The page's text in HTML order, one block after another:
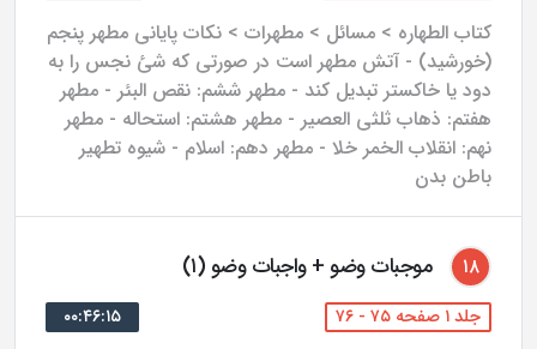
کتاب الطهاره > مسائل > مطهرات > نکات پایانی مطهر پنجم
(خورشید) - آتش مطهر است در صورتی که شئ نجس را به
دود یا خاکستر تبدیل کند - مطهر ششم: نقص البئر - مطهر
هفتم: ذهاب ثلثی العصیر - مطهر هشتم: استحاله - مطهر
نهم: انقلاب الخمر خلا - مطهر دهم: اسلام - شیوه تطهیر
باطن بدن
۱۸ موجبات وضو + واجبات وضو (۱)
جلد ۱ صفحه ۷۵ - ۷۶ ۰۰:۴۶:۱۵